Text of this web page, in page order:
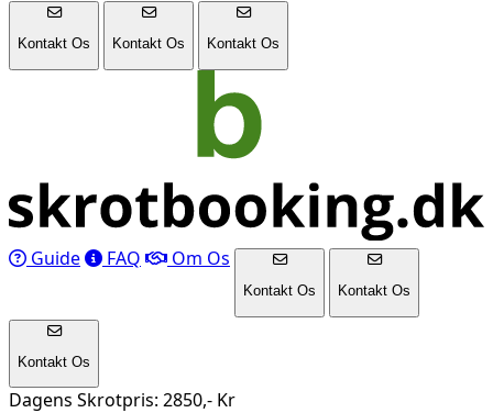
Kontakt Os Kontakt Os Kontakt Os
Guide FAQ Om Os
Kontakt Os Kontakt Os
Kontakt Os
Dagens Skrotpris: 2850,- Kr